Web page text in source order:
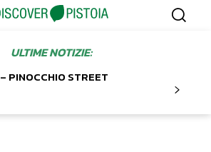
ULTIME NOTIZIE:
PINOCCHIO STREET